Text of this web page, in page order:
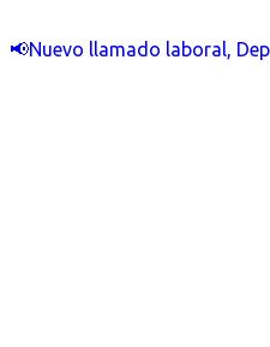
📢Nuevo llamado laboral,